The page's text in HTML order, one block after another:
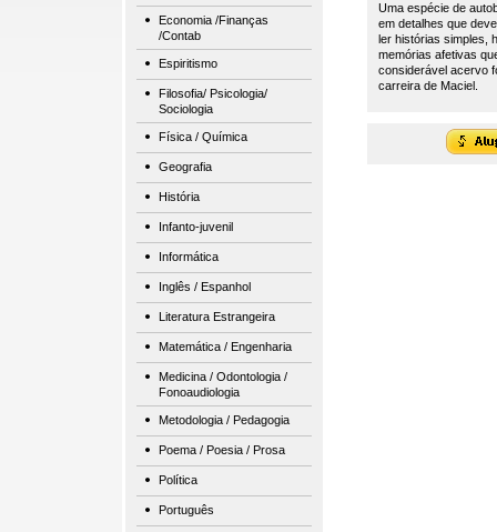
Economia /Finanças
/Contab
Espiritismo
Filosofia/ Psicologia/
Sociologia
Física / Química
Geografia
História
Infanto-juvenil
Informática
Inglês / Espanhol
Literatura Estrangeira
Matemática / Engenharia
Medicina / Odontologia /
Fonoaudiologia
Metodologia / Pedagogia
Poema / Poesia / Prosa
Política
Português
Uma espécie de
em detalhes que
ler histórias simples,
memórias afetivas
considerável acervo
carreira de Maciel.